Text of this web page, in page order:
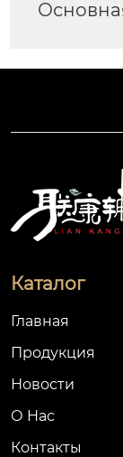
Каталог
Главная
Продукция
Новости
О Hас
Контакты